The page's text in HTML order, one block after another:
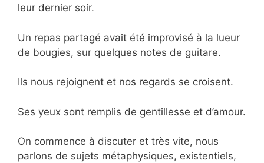
leur dernier soir.
Un repas partagé avait été improvisé à la lueur
de bougies, sur quelques notes de guitare.
Ils nous rejoignent et nos regards se croisent.
Ses yeux sont remplis de gentillesse et d’amour.
On commence à discuter et très vite, nous
parlons de sujets métaphysiques, existentiels,